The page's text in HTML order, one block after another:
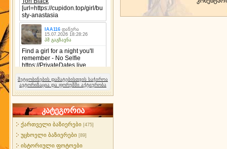
შეტყობინების დამატებისთვის საჭიროა
ავტორიზაცია და ფორუმში აქტიურობა
კატეგორია
ქართველი ბაზიერები [475]
უცხოელი ბაზიერები [89]
ისტორიული ფოტოები